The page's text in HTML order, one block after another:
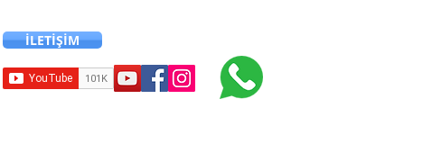
İLETİŞİM